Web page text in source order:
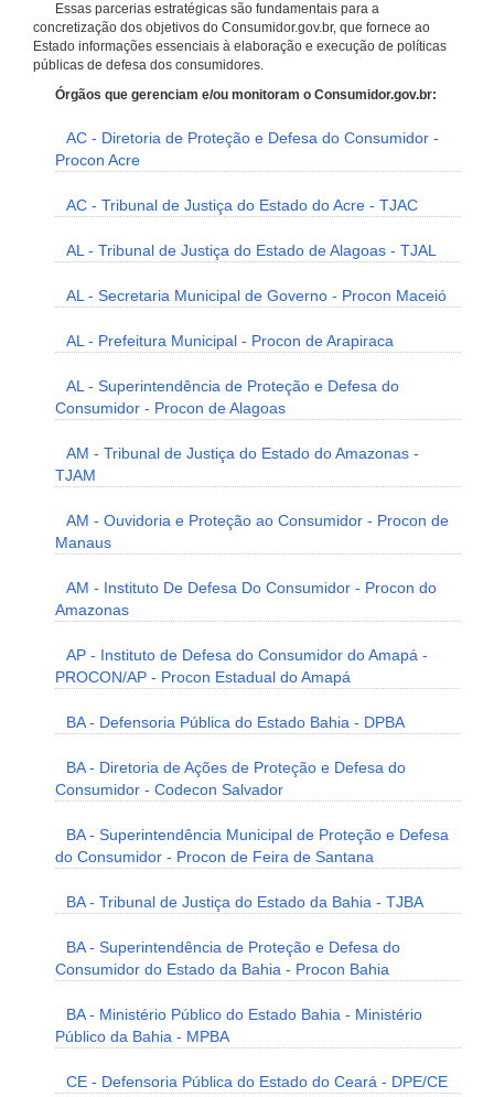
Essas parcerias estratégicas são fundamentais para a
concretização dos objetivos do Consumidor.gov.br, que fornece ao
Estado informações essenciais à elaboração e execução de políticas
públicas de defesa dos consumidores.
Órgãos que gerenciam e/ou monitoram o Consumidor.gov.br:
AC - Diretoria de Proteção e Defesa do Consumidor -
Procon Acre
AC - Tribunal de Justiça do Estado do Acre - TJAC
AL - Tribunal de Justiça do Estado de Alagoas - TJAL
AL - Secretaria Municipal de Governo - Procon Maceió
AL - Prefeitura Municipal - Procon de Arapiraca
AL - Superintendência de Proteção e Defesa do
Consumidor - Procon de Alagoas
AM - Tribunal de Justiça do Estado do Amazonas -
TJAM
AM - Ouvidoria e Proteção ao Consumidor - Procon de
Manaus
AM - Instituto De Defesa Do Consumidor - Procon do
Amazonas
AP - Instituto de Defesa do Consumidor do Amapá -
PROCON/AP - Procon Estadual do Amapá
BA - Defensoria Pública do Estado Bahia - DPBA
BA - Diretoria de Ações de Proteção e Defesa do
Consumidor - Codecon Salvador
BA - Superintendência Municipal de Proteção e Defesa
do Consumidor - Procon de Feira de Santana
BA - Tribunal de Justiça do Estado da Bahia - TJBA
BA - Superintendência de Proteção e Defesa do
Consumidor do Estado da Bahia - Procon Bahia
BA - Ministério Público do Estado Bahia - Ministério
Público da Bahia - MPBA
CE - Defensoria Pública do Estado do Ceará - DPE/CE